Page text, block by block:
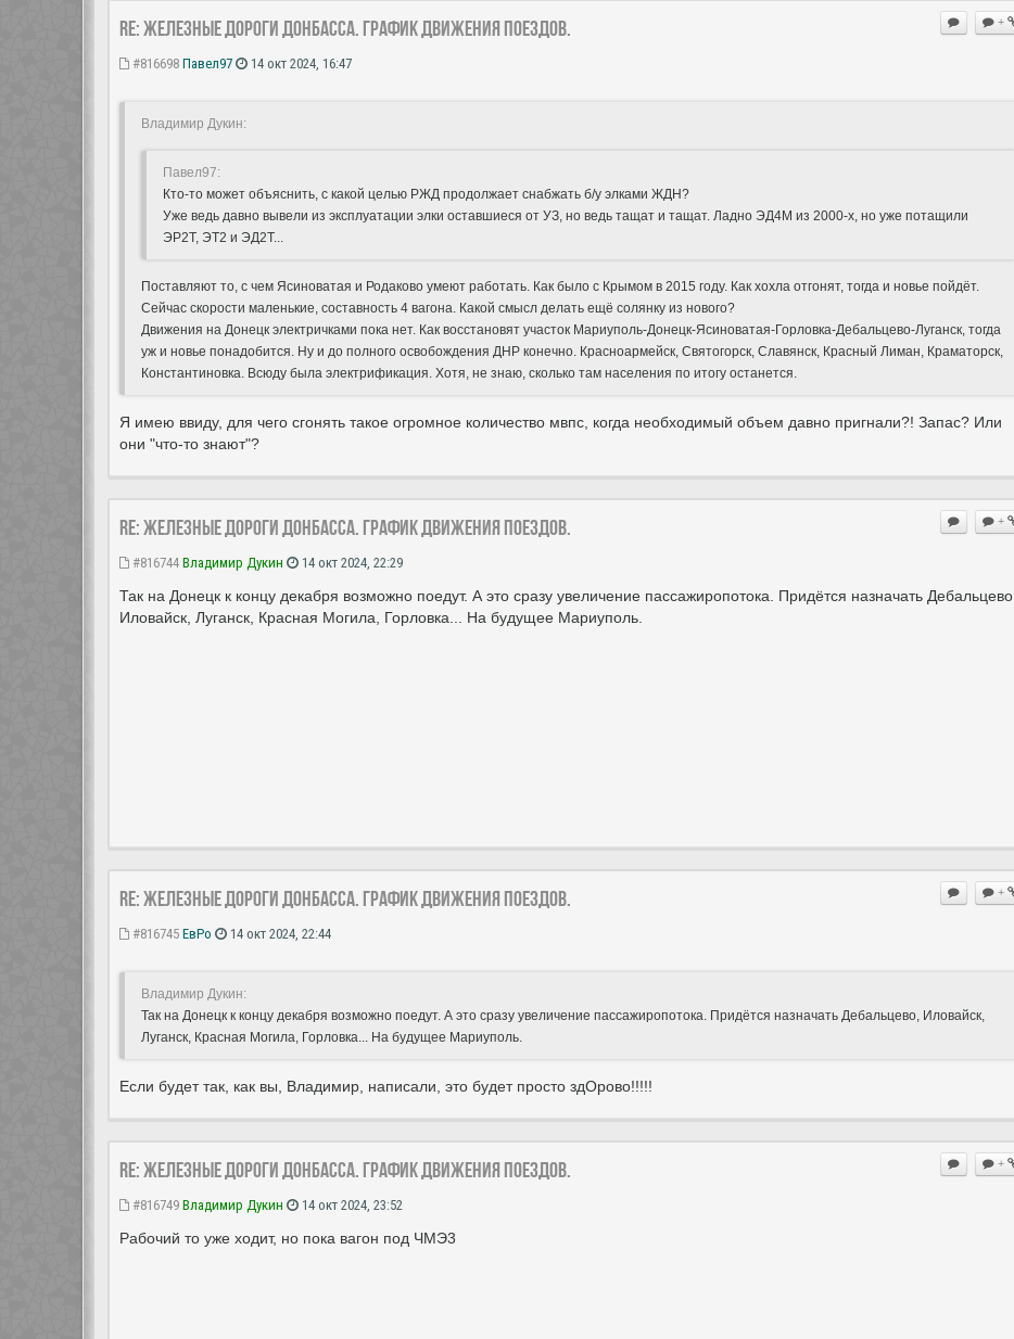
+
Re: Железные дороги Донбасса. График движения поездов.
#816698 Павел97 14 окт 2024, 16:47
Владимир Дукин:
Павел97:
Кто-то может объяснить, с какой целью РЖД продолжает снабжать б/у элками ЖДН?
Уже ведь давно вывели из эксплуатации элки оставшиеся от УЗ, но ведь тащат и тащат. Ладно ЭД4М из 2000-х, но уже потащили
ЭР2Т, ЭТ2 и ЭД2Т...
Поставляют то, с чем Ясиноватая и Родаково умеют работать. Как было с Крымом в 2015 году. Как хохла отгонят, тогда и новье пойдёт.
Сейчас скорости маленькие, составность 4 вагона. Какой смысл делать ещё солянку из нового?
Движения на Донецк электричками пока нет. Как восстановят участок Мариуполь-Донецк-Ясиноватая-Горловка-Дебальцево-Луганск, тогда
уж и новье понадобится. Ну и до полного освобождения ДНР конечно. Красноармейск, Святогорск, Славянск, Красный Лиман, Краматорск,
Константиновка. Всюду была электрификация. Хотя, не знаю, сколько там населения по итогу останется.
Я имею ввиду, для чего сгонять такое огромное количество мвпс, когда необходимый объем давно пригнали?! Запас? Или
они "что-то знают"?
+
Re: Железные дороги Донбасса. График движения поездов.
#816744 Владимир Дукин 14 окт 2024, 22:29
Так на Донецк к концу декабря возможно поедут. А это сразу увеличение пассажиропотока. Придётся назначать Дебальцево,
Иловайск, Луганск, Красная Могила, Горловка... На будущее Мариуполь.
+
Re: Железные дороги Донбасса. График движения поездов.
#816745 ЕвРо 14 окт 2024, 22:44
Владимир Дукин:
Так на Донецк к концу декабря возможно поедут. А это сразу увеличение пассажиропотока. Придётся назначать Дебальцево, Иловайск,
Луганск, Красная Могила, Горловка... На будущее Мариуполь.
Если будет так, как вы, Владимир, написали, это будет просто здОрово!!!!!
+
Re: Железные дороги Донбасса. График движения поездов.
#816749 Владимир Дукин 14 окт 2024, 23:52
Рабочий то уже ходит, но пока вагон под ЧМЭ3